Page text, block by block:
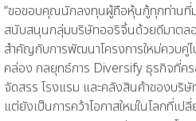
“ขอขอบคุณนักลงทุนผู้ถือหุ้นกู้ทุกท่านที่มอ
สนับสนุนกลุ่มบริษัทออริจิ้นด้วยดีมาตล
สำคัญกับการพัฒนาโครงการใหม่ควบคู่
คล่อง กลยุทธ์การ Diversify ธุรกิจที่ค
จัดสรร โรงแรม และคลังสินค้าของบริษั
แต่ยังเป็นการคว้าโอกาสใหม่ในโลกที่เป